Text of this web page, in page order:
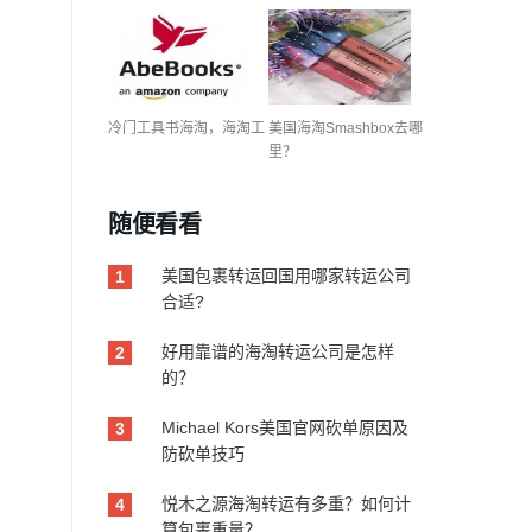
冷门工具书海淘，海淘工 美国海淘Smashbox去哪
里？
随便看看
1
美国包裹转运回国用哪家转运公司
合适?
2
好用靠谱的海淘转运公司是怎样
的？
3
Michael Kors美国官网砍单原因及
防砍单技巧
4
悦木之源海淘转运有多重？如何计